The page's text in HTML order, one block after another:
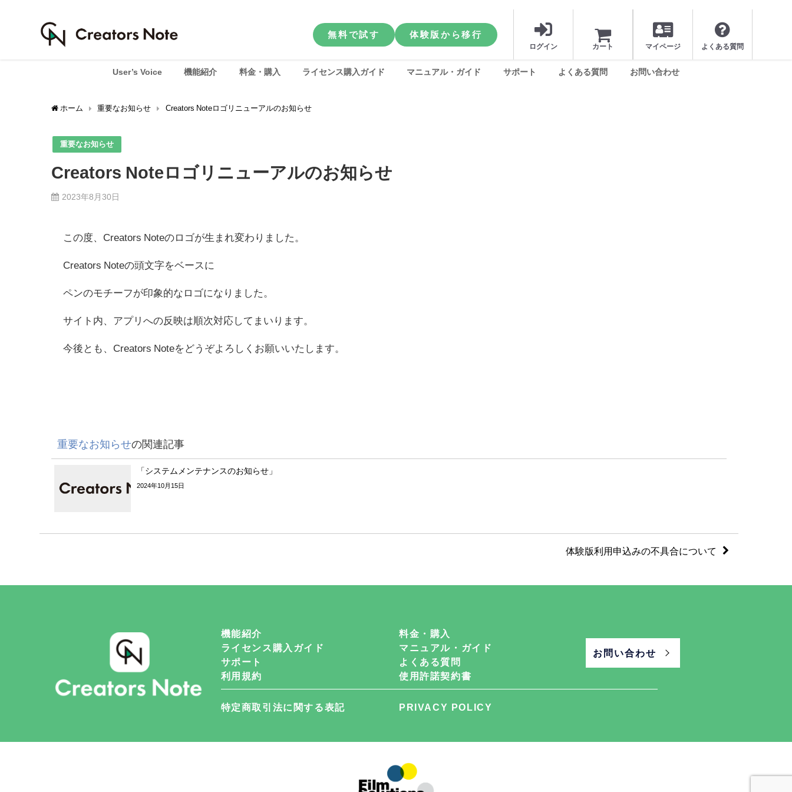
無料で試す 体験版から移行
ログイン カート マイページ よくある質問
User’s Voice 機能紹介 料金・購入 ライセンス購入ガイド マニュアル・ガイド サポート よくある質問 お問い合わせ
ホーム 重要なお知らせ Creators Noteロゴリニューアルのお知らせ
重要なお知らせ
Creators Noteロゴリニューアルのお知らせ
2023年8月30日
この度、Creators Noteのロゴが生まれ変わりました。
Creators Noteの頭文字をベースに
ペンのモチーフが印象的なロゴになりました。
サイト内、アプリへの反映は順次対応してまいります。
今後とも、Creators Noteをどうぞよろしくお願いいたします。
重要なお知らせの関連記事
「システムメンテナンスのお知らせ」
2024年10月15日
体験版利用申込みの不具合について
機能紹介
ライセンス購入ガイド
サポート
利用規約
特定商取引法に関する表記
料金・購入
マニュアル・ガイド
よくある質問
使用許諾契約書
PRIVACY POLICY
お問い合わせ